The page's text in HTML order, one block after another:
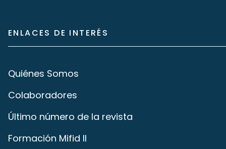
ENLACES DE INTERÉS
Quiénes Somos
Colaboradores
Último número de la revista
Formación Mifid II